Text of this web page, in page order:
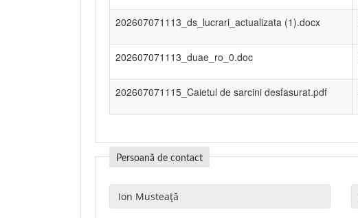
202607071113_ds_lucrari_actualizata (1).docx
202607071113_duae_ro_0.doc
202607071115_Caietul de sarcini desfasurat.pdf
Persoană de contact